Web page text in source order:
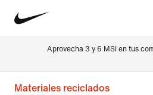
Aprovecha 3 y 6 MSI en tus
Materiales reciclados